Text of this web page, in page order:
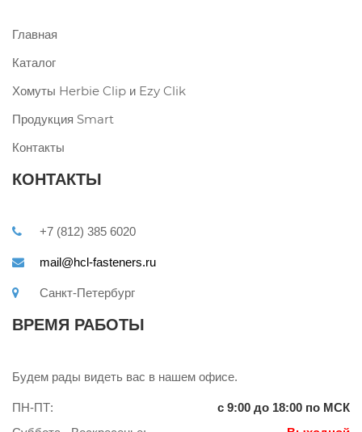
Главная
Каталог
Хомуты Herbie Clip и Ezy Clik
Продукция Smart
Контакты
КОНТАКТЫ
+7 (812) 385 6020
mail@hcl-fasteners.ru
Санкт-Петербург
ВРЕМЯ РАБОТЫ
Будем рады видеть вас в нашем офисе.
ПН-ПТ:
с 9:00 до 18:00 по МСК